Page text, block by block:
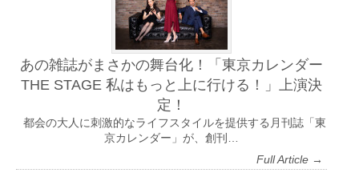
あの雑誌がまさかの舞台化！「東京カレンダー
THE STAGE 私はもっと上に行ける！」上演決
定！
都会の大人に刺激的なライフスタイルを提供する月刊誌「東
京カレンダー」が、創刊…
Full Article →